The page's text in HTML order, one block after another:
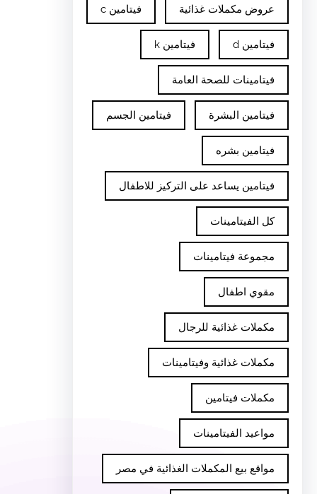
عروض مكملات غذائية فيتامين c
فيتامين d فيتامين k
فيتامينات للصحة العامة
فيتامين البشرة فيتامين الجسم
فيتامين بشره
فيتامين يساعد على التركيز للاطفال
كل الفيتامينات
مجموعة فيتامينات
مقوي اطفال
مكملات غذائية للرجال
مكملات غذائية وفيتامينات
مكملات فيتامين
مواعيد الفيتامينات
مواقع بيع المكملات الغذائية في مصر